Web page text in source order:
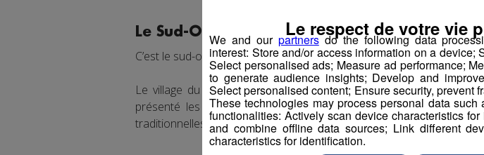
Le Sud-Ouest à l’honneur
C’est le sud-ouest qui était à l’honneur lors de cette 96e édition.
Le village du sud-ouest a été animé par un marché basque où
présenté les fleurons de leur patrimoine, entre artisanat et
traditionnelles issues des meilleurs savoir-faire locaux.
We and our partnersdo the following data
interest: Store and/or access information on a
Select personalised ads; Measure ad performance;
to generate audience insights; Develop and
Select personalised content; Ensure security, prevent
These technologies may process personal data
functionalities: Actively scan device characteristics
and combine offline data sources; Link different
characteristics for identification.
Le respect de votre vie